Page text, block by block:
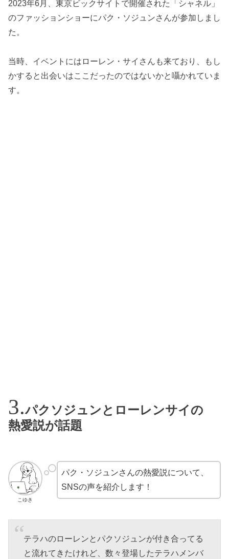
2023年6月、東京ビックサイトで開催された「シャネル」
のファッションショーにパク・ソジュンさんが参加しまし
た。
当時、イベントにはローレン・サイさんも来ており、もし
かすると出会いはここだったのではないかと囁かれていま
す。
パクソジュンとローレンサイの
熱愛説が話題
こゆき
パク・ソジュンさんの熱愛説について、
SNSの声を紹介します！
テラハのローレンとパクソジュンが付き合ってる
と流れてきたけれど、数々登場したテラハメンバ